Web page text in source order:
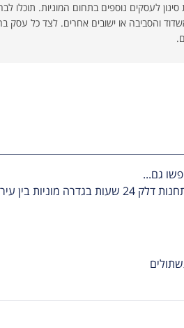
לעסקים נוספים בתחום המוניות. תוכלו
והסביבה או ישובים אחרים. לצד כל עסק
גם...
דלק 24 שעות בגדרה מוניות בין
שתולים